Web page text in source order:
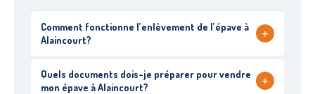
Comment fonctionne l’enlèvement de l’épave à
Alaincourt?
+
Quels documents dois-je préparer pour vendre
mon épave à Alaincourt?
+